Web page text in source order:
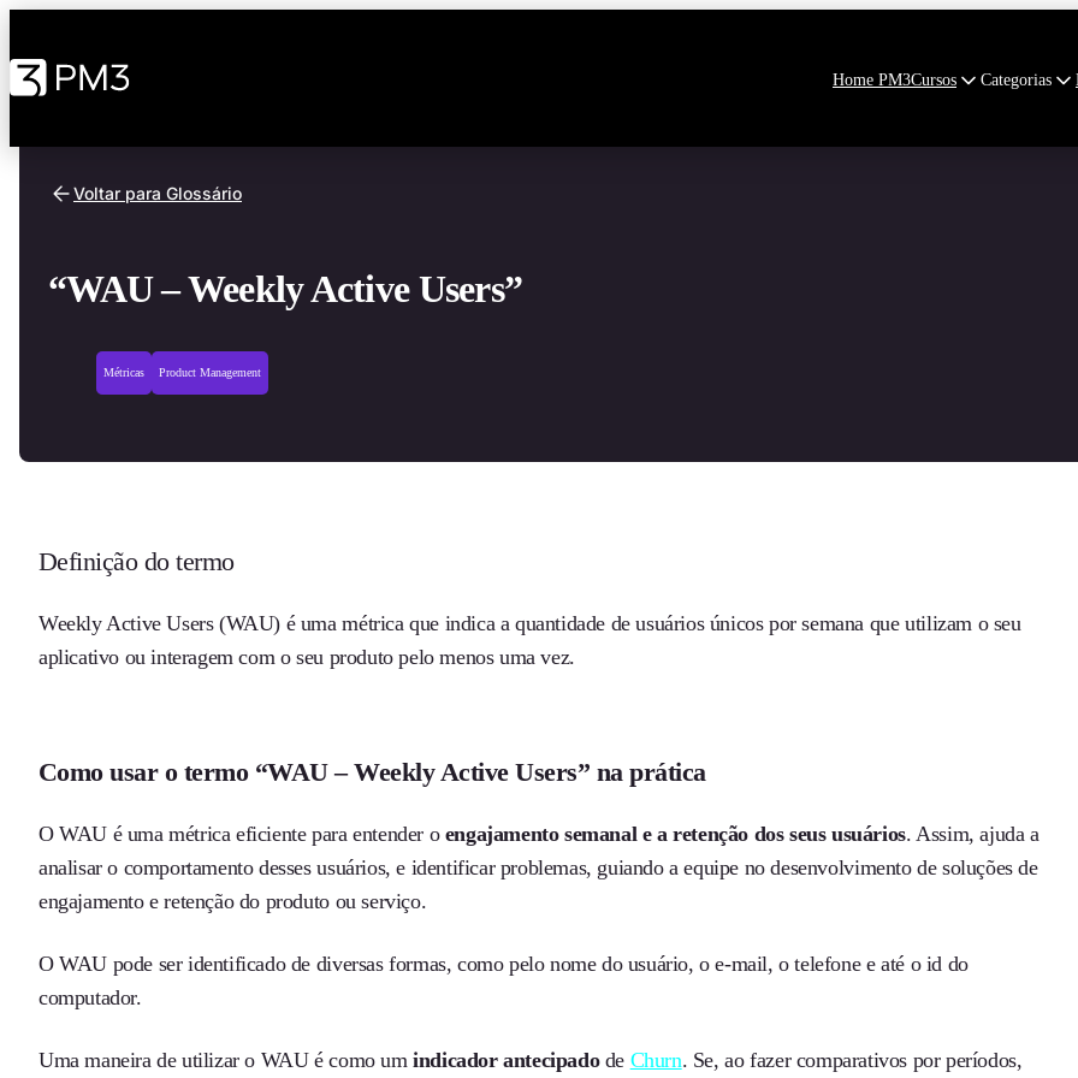
Home PM3Cursos Categorias
Voltar para Glossário
“WAU – Weekly Active Users”
Métricas Product Management
Definição do termo
Weekly Active Users (WAU) é uma métrica que indica a quantidade de usuários únicos por semana que utilizam o seu
aplicativo ou interagem com o seu produto pelo menos uma vez.
Como usar o termo “WAU – Weekly Active Users” na prática
O WAU é uma métrica eficiente para entender o engajamento semanal e a retenção dos seus usuários. Assim, ajuda a
analisar o comportamento desses usuários, e identificar problemas, guiando a equipe no desenvolvimento de soluções de
engajamento e retenção do produto ou serviço.
O WAU pode ser identificado de diversas formas, como pelo nome do usuário, o e-mail, o telefone e até o id do
computador.
Uma maneira de utilizar o WAU é como umindicador antecipadode Churn. Se, ao fazer comparativos por períodos,